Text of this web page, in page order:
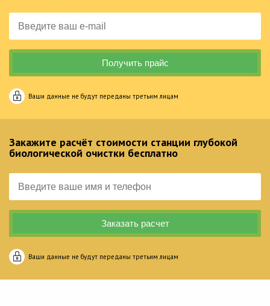
Ваши данные не будут переданы третьим лицам
Закажите расчёт стоимости станции глубокой
биологической очистки бесплатно
Ваши данные не будут переданы третьим лицам